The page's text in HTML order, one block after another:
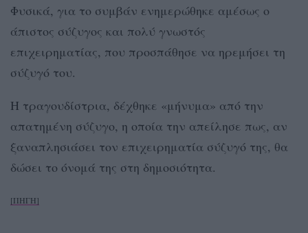
Φυσικά, για το συμβάν ενημερώθηκε αμέσως ο
άπιστος σύζυγος και πολύ γνωστός
επιχειρηματίας, που προσπάθησε να ηρεμήσει τη
σύζυγό του.
Η τραγουδίστρια, δέχθηκε «μήνυμα» από την
απατημένη σύζυγο, η οποία την απείλησε πως, αν
ξαναπλησιάσει τον επιχειρηματία σύζυγό της, θα
δώσει το όνομά της στη δημοσιότητα.
[ΠΗΓΗ]